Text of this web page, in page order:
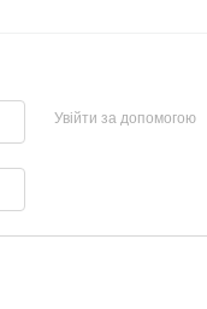
Увійти за допомогою